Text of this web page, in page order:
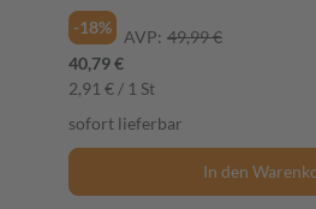
-18%
AVP: 49,99 €
40,79 €
2,91 € / 1 St
sofort lieferbar
In den